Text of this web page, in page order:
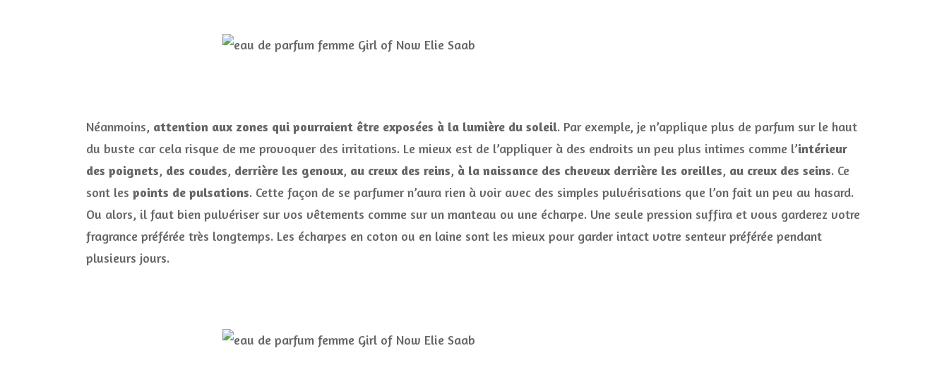
Néanmoins, attention aux zones qui pourraient être exposées à la lumière du soleil. Par exemple, je n’applique plus de parfum sur le haut
du buste car cela risque de me provoquer des irritations. Le mieux est de l’appliquer à des endroits un peu plus intimes comme l’intérieur
des poignets, des coudes, derrière les genoux, au creux des reins, à la naissance des cheveux derrière les oreilles, au creux des seins. Ce
sont les points de pulsations. Cette façon de se parfumer n’aura rien à voir avec des simples pulvérisations que l’on fait un peu au hasard.
Ou alors, il faut bien pulvériser sur vos vêtements comme sur un manteau ou une écharpe. Une seule pression suffira et vous garderez votre
fragrance préférée très longtemps. Les écharpes en coton ou en laine sont les mieux pour garder intact votre senteur préférée pendant
plusieurs jours.